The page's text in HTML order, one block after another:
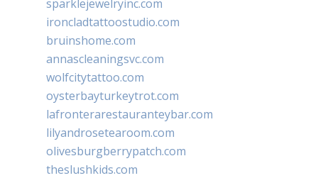
sparklejewelryinc.com
ironcladtattoostudio.com
bruinshome.com
annascleaningsvc.com
wolfcitytattoo.com
oysterbayturkeytrot.com
lafronterarestauranteybar.com
lilyandrosetearoom.com
olivesburgberrypatch.com
theslushkids.com